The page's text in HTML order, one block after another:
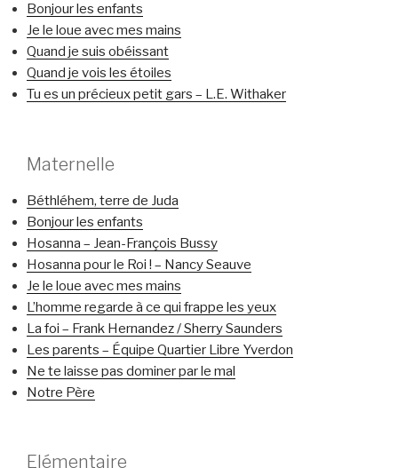
Bonjour les enfants
Je le loue avec mes mains
Quand je suis obéissant
Quand je vois les étoiles
Tu es un précieux petit gars – L.E. Withaker
Maternelle
Béthléhem, terre de Juda
Bonjour les enfants
Hosanna – Jean-François Bussy
Hosanna pour le Roi ! – Nancy Seauve
Je le loue avec mes mains
L’homme regarde à ce qui frappe les yeux
La foi – Frank Hernandez / Sherry Saunders
Les parents – Équipe Quartier Libre Yverdon
Ne te laisse pas dominer par le mal
Notre Père
Elémentaire